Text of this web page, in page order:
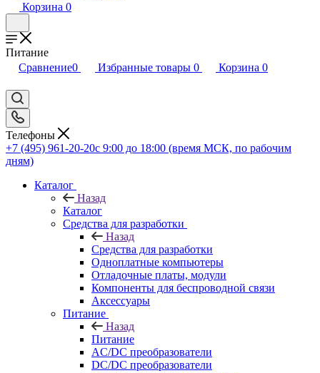
Корзина 0
Питание
Сравнение0 Избранные товары 0 Корзина 0
Телефоны
+7 (495) 961-20-20с 9:00 до 18:00 (время МСК, по рабочим
дням)
Каталог
Назад
Каталог
Средства для разработки
Назад
Средства для разработки
Одноплатные компьютеры
Отладочные платы, модули
Компоненты для беспроводной связи
Аксессуары
Питание
Назад
Питание
AC/DC преобразователи
DC/DC преобразователи